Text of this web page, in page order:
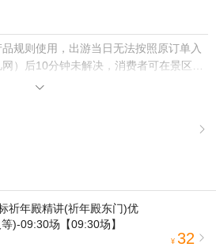
规则使用，出游当日无法按照原订单入
）后10分钟未解决，消费者可在景区购
哪儿网将双倍赔付差价。


前，请务必仔细阅读
文明公约，使您的旅程顺利圆满完成，
手册》，请您认真阅读并切实遵守。
祈年殿精讲(祈年殿东门)优
)-09:30场【09:30场】
¥ 32 